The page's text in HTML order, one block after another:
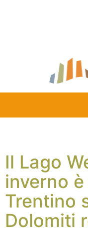
Il Lago
inverno
Trentino
Dolomiti